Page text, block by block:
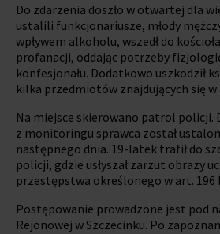
Do zdarzenia doszło w otwartej dla
ustalili funkcjonariusze, młody
wpływem alkoholu, wszedł do
profanacji, oddając potrzeby
konfesjonału. Dodatkowo uszkodził
kilka przedmiotów znajdujących się w
Na miejsce skierowano patrol policji.
z monitoringu sprawca został
następnego dnia. 19-latek trafił do
policji, gdzie usłyszał zarzut obrazy
przestępstwa określonego w art. 196
Postępowanie prowadzone jest pod
Rejonowej w Szczecinku. Po